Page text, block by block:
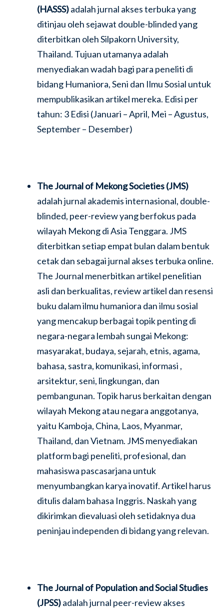
(HASSS)adalah jurnal akses terbuka yang
ditinjau oleh sejawat double-blinded yang
diterbitkan oleh Silpakorn University,
Thailand. Tujuan utamanya adalah
menyediakan wadah bagi para peneliti di
bidang Humaniora, Seni dan Ilmu Sosial untuk
mempublikasikan artikel mereka. Edisi per
tahun: 3 Edisi (Januari – April, Mei – Agustus,
September – Desember)
The Journal of Mekong Societies (JMS)
adalah jurnal akademis internasional, double-
blinded, peer-review yang berfokus pada
wilayah Mekong di Asia Tenggara. JMS
diterbitkan setiap empat bulan dalam bentuk
cetak dan sebagai jurnal akses terbuka online.
The Journal menerbitkan artikel penelitian
asli dan berkualitas, review artikel dan resensi
buku dalam ilmu humaniora dan ilmu sosial
yang mencakup berbagai topik penting di
negara-negara lembah sungai Mekong:
masyarakat, budaya, sejarah, etnis, agama,
bahasa, sastra, komunikasi, informasi ,
arsitektur, seni, lingkungan, dan
pembangunan. Topik harus berkaitan dengan
wilayah Mekong atau negara anggotanya,
yaitu Kamboja, China, Laos, Myanmar,
Thailand, dan Vietnam. JMS menyediakan
platform bagi peneliti, profesional, dan
mahasiswa pascasarjana untuk
menyumbangkan karya inovatif. Artikel harus
ditulis dalam bahasa Inggris. Naskah yang
dikirimkan dievaluasi oleh setidaknya dua
peninjau independen di bidang yang relevan.
The Journal of Population and Social Studies
(JPSS)adalah jurnal peer-review akses